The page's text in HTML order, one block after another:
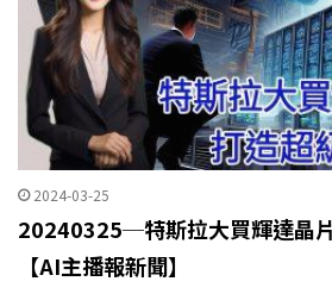
2024-03-25
20240325─特斯拉大買輝達晶
【AI主播報新聞】